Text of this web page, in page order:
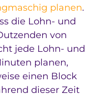
planen.
die Lohn- und
von
jede Lohn- und
planen,
einen Block
dieser Zeit